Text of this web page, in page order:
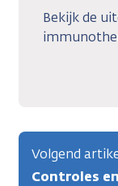
Bekijk de
Volgend
Controles